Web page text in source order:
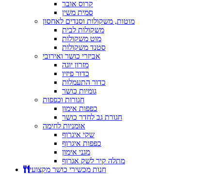
קרוס אובר
סמית משין
מוטות, משקולות וסנדים לאחסון
משקולות לבית
מוט משקולות
סטנד משקולות
אביזרי כושר ואירובי
מזרון יוגה
כדור פיזיו
כדור התעמלות
גומיות כושר
חגורות וכפפות
כפפות אימון
חגורת גב לחדר כושר
אומניות לחימה
שקי איגרוף
כפפות איגרוף
מגני אימון
מתלה קיר לשק אגרוף
חנות מכשירי כושר מקצועי